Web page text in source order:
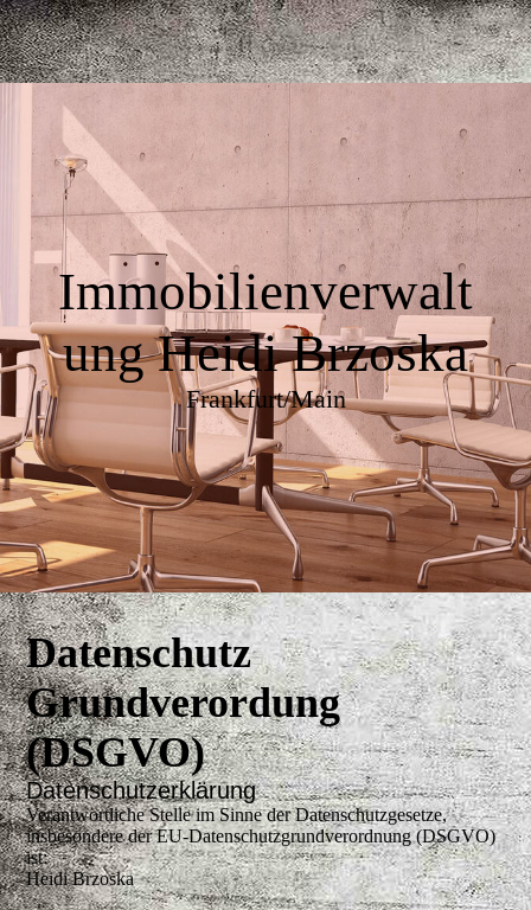
Immobilienverwalt
ung Heidi Brzoska
Frankfurt/Main
Datenschutz
Grundverordung
(DSGVO)
Datenschutzerklärung
Verantwortliche Stelle im Sinne der Datenschutzgesetze,
insbesondere der EU-Datenschutzgrundverordnung (DSGVO)
ist:
Heidi Brzoska